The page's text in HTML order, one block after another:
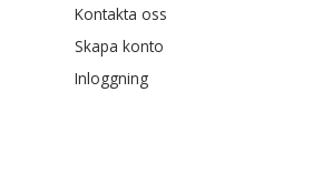
Kontakta oss
Skapa konto
Inloggning